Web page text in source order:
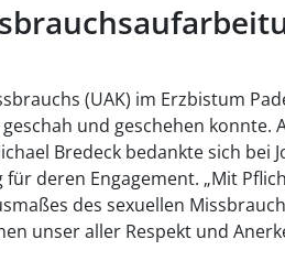
(UAK) im Erzbistum
und geschehen konnte.
Bredeck bedankte sich bei
deren Engagement. „Mit
des sexuellen
unser aller Respekt und